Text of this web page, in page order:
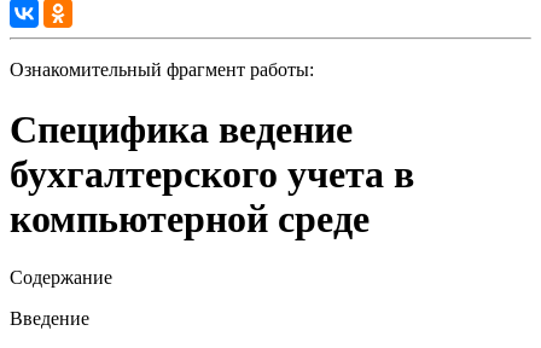
Ознакомительный фрагмент работы:
Специфика ведение
бухгалтерского учета в
компьютерной среде
Содержание
Введение